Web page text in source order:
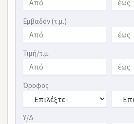
Εμβαδόν (τ.μ.)
Τιμή/τ.μ.
Όροφος
Υ/Δ